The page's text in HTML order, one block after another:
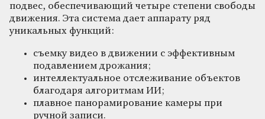
подвес, обеспечивающий четыре степени свободы
движения. Эта система дает аппарату ряд
уникальных функций:
съемку видео в движении с эффективным
подавлением дрожания;
интеллектуальное отслеживание объектов
благодаря алгоритмам ИИ;
плавное панорамирование камеры при
ручной записи.